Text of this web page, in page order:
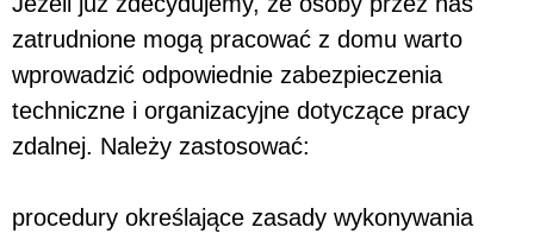
zatrudnione mogą pracować z domu warto
wprowadzić odpowiednie zabezpieczenia
techniczne i organizacyjne dotyczące pracy
zdalnej. Należy zastosować:
procedury określające zasady wykonywania